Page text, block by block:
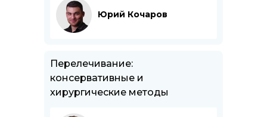
Юрий Кочаров
Перелечивание:
консервативные и
хирургические методы